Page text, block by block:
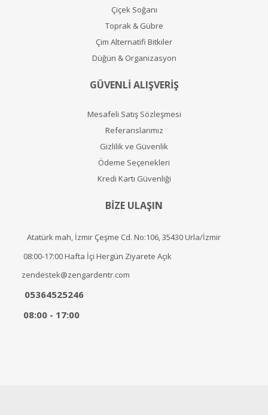
Çiçek Soğanı
Toprak & Gübre
Çim Alternatifi Bitkiler
Düğün & Organizasyon
GÜVENLİ ALIŞVERİŞ
Mesafeli Satış Sözleşmesi
Referanslarımız
Gizlilik ve Güvenlik
Ödeme Seçenekleri
Kredi Kartı Güvenliği
BİZE ULAŞIN
Atatürk mah, İzmir Çeşme Cd. No:106, 35430 Urla/İzmir
08:00-17:00 Hafta İçi Hergün Ziyarete Açık
zendestek@zengardentr.com
05364525246
08:00 - 17:00